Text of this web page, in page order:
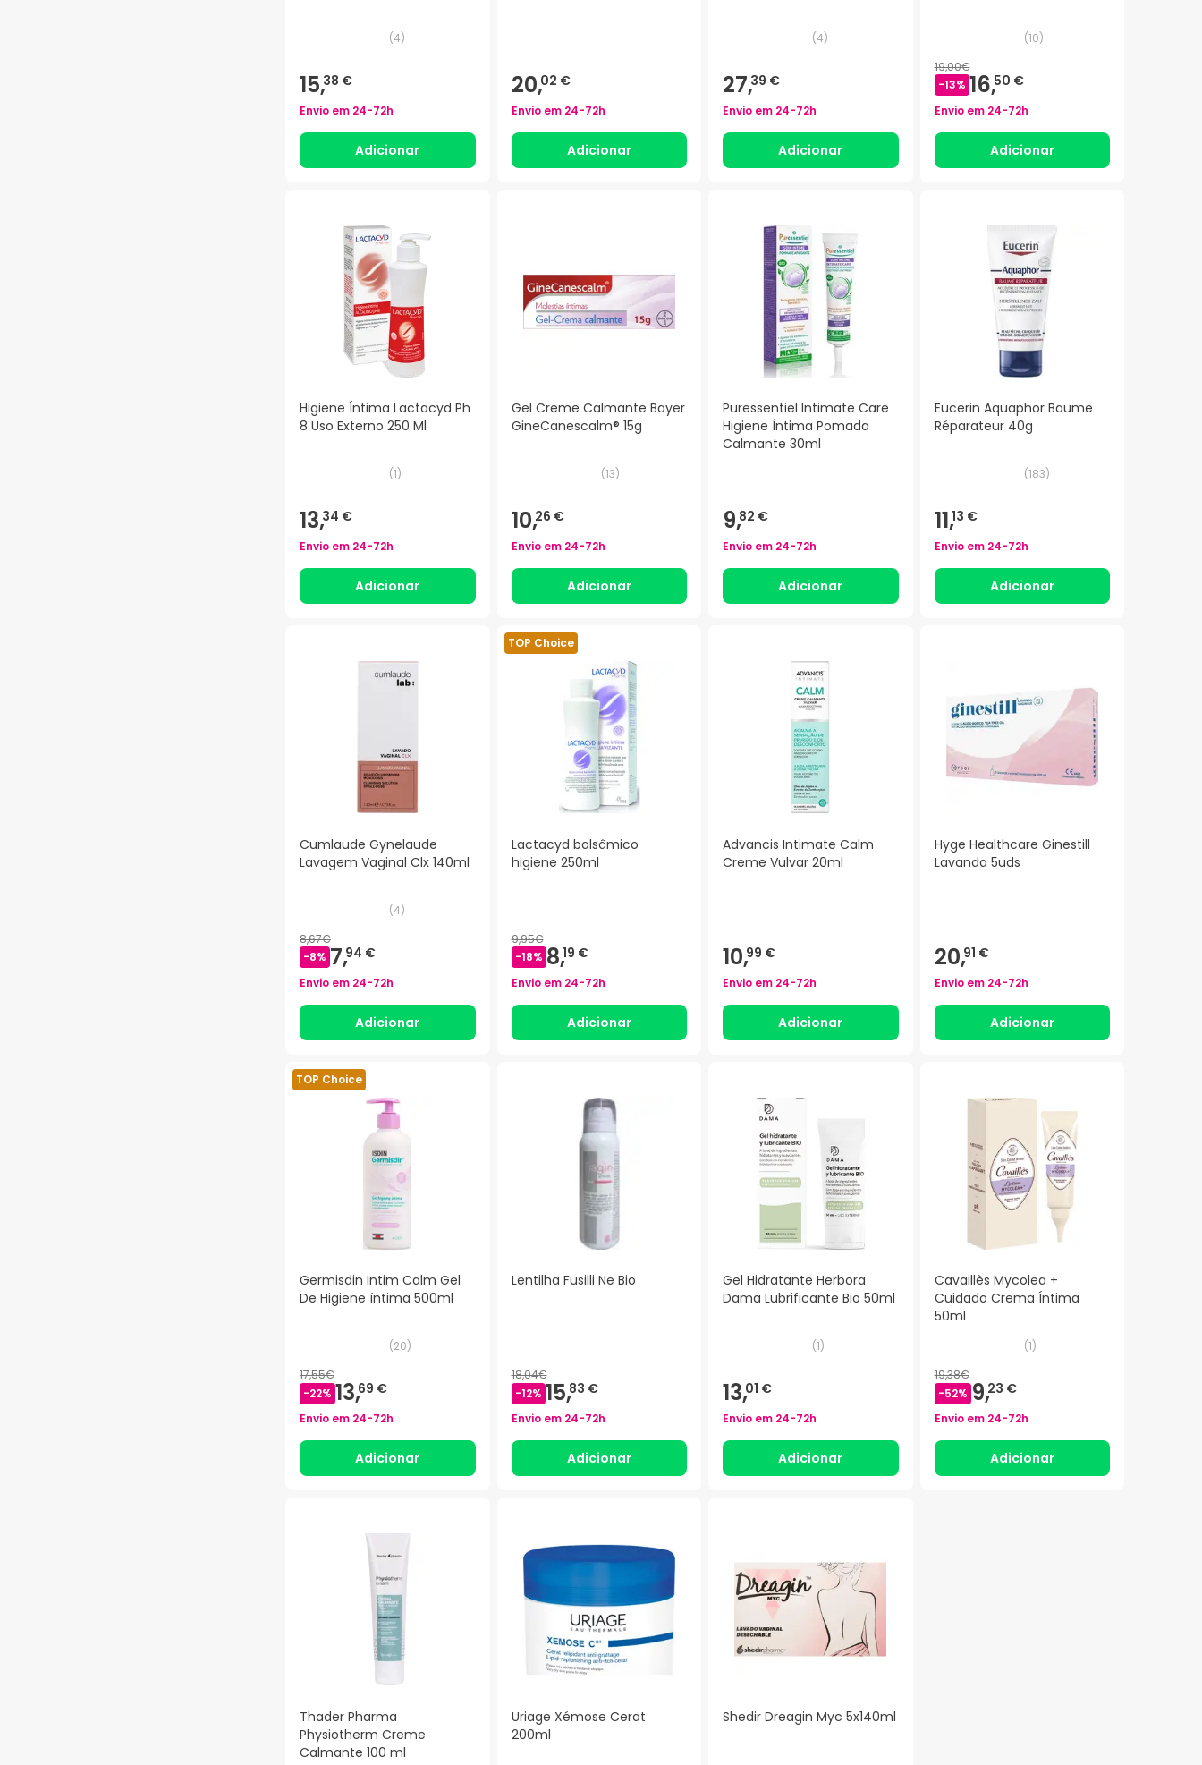
(4)
15,38 €
Envio em 24-72h
Adicionar
20,02 €
Envio em 24-72h
Adicionar
(4)
27,39 €
Envio em 24-72h
Adicionar
(10)
19,00€
-13% 16,50 €
Envio em 24-72h
Adicionar
Higiene Íntima Lactacyd Ph
8 Uso Externo 250 Ml
(1)
13,34 €
Envio em 24-72h
Adicionar
Gel Creme Calmante Bayer
GineCanescalm® 15g
(13)
10,26 €
Envio em 24-72h
Adicionar
Puressentiel Intimate Care
Higiene Íntima Pomada
Calmante 30ml
9,82 €
Envio em 24-72h
Adicionar
Eucerin Aquaphor Baume
Réparateur 40g
(183)
11,13 €
Envio em 24-72h
Adicionar
Cumlaude Gynelaude
Lavagem Vaginal Clx 140ml
(4)
8,67€
-8% 7,94 €
Envio em 24-72h
Adicionar
TOP Choice
Lactacyd balsâmico
higiene 250ml
9,95€
-18% 8,19 €
Envio em 24-72h
Adicionar
Advancis Intimate Calm
Creme Vulvar 20ml
10,99 €
Envio em 24-72h
Adicionar
Hyge Healthcare Ginestill
Lavanda 5uds
20,91 €
Envio em 24-72h
Adicionar
TOP Choice
Germisdin Intim Calm Gel
De Higiene íntima 500ml
(20)
17,55€
-22% 13,69 €
Envio em 24-72h
Adicionar
Lentilha Fusilli Ne Bio
18,04€
-12% 15,83 €
Envio em 24-72h
Adicionar
Gel Hidratante Herbora
Dama Lubrificante Bio 50ml
(1)
13,01 €
Envio em 24-72h
Adicionar
Cavaillès Mycolea +
Cuidado Crema Íntima
50ml
(1)
19,38€
-52% 9,23 €
Envio em 24-72h
Adicionar
Thader Pharma
Physiotherm Creme
Calmante 100 ml
Uriage Xémose Cerat
200ml
Shedir Dreagin Myc 5x140ml